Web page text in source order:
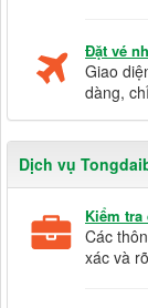
Đặt vé
Giao
dàng,
Dịch vụ
Kiểm
Các
xác và